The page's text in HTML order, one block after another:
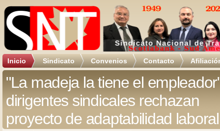
Inicio Sindicato Convenios Contacto
"La madeja la tiene el
dirigentes sindicales rechazan
proyecto de adaptabilidad laboral